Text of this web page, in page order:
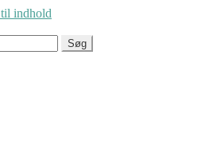
indhold
Søg